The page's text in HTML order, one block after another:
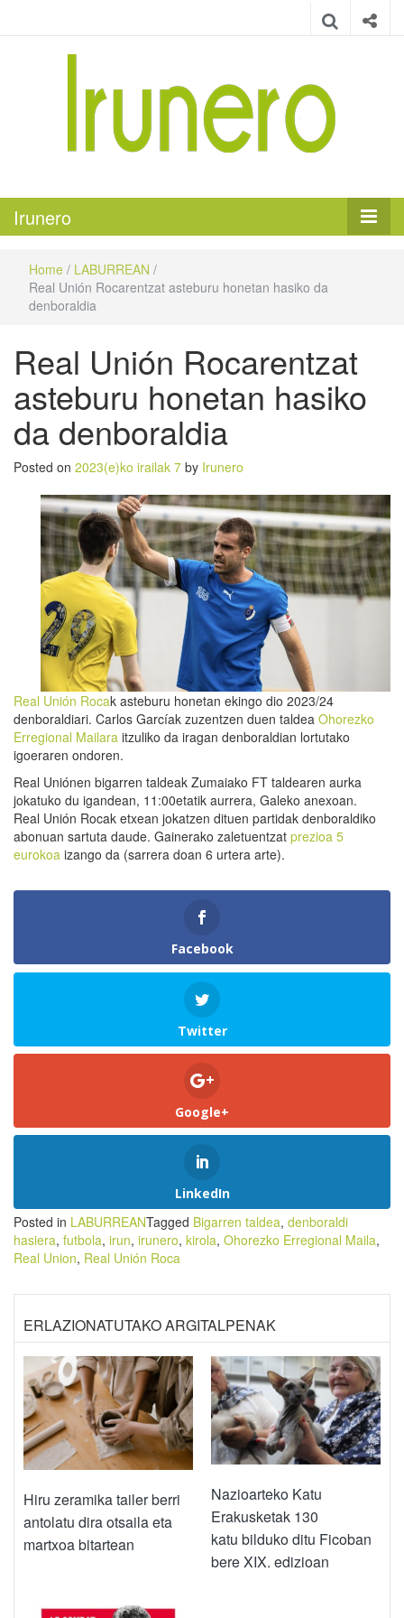
Irunero
Home / LABURREAN /
Real Unión Rocarentzat asteburu honetan hasiko da
denboraldia
Real Unión Rocarentzat
asteburu honetan hasiko
da denboraldia
Posted on 2023(e)ko irailak 7 by Irunero
Real Unión Rocak asteburu honetan ekingo dio 2023/24
denboraldiari. Carlos Garcíak zuzentzen duen taldea Ohorezko
Erregional Mailara itzuliko da iragan denboraldian lortutako
igoeraren ondoren.
Real Uniónen bigarren taldeak Zumaiako FT taldearen aurka
jokatuko du igandean, 11:00etatik aurrera, Galeko anexoan.
Real Unión Rocak etxean jokatzen dituen partidak denboraldiko
abonuan sartuta daude. Gainerako zaletuentzat prezioa 5
eurokoa izango da (sarrera doan 6 urtera arte).
Facebook
Twitter
Google+
LinkedIn
Posted in LABURREANTagged Bigarren taldea, denboraldi
hasiera, futbola, irun, irunero, kirola, Ohorezko Erregional Maila,
Real Union, Real Unión Roca
ERLAZIONATUTAKO ARGITALPENAK
Hiru zeramika tailer berri
antolatu dira otsaila eta
martxoa bitartean
Nazioarteko Katu
Erakusketak 130
katu bilduko ditu Ficoban
bere XIX. edizioan